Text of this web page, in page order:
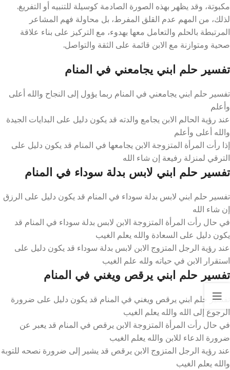
مكبوتة، وقد يظهر بهذه الصورة الصادمة كوسيلة للتنبيه أو التفريغ.
لذلك، من المهم عدم القلق المفرط، بل محاولة فهم المشاعر
المرتبطة بالحلم والتعامل معها بهدوء، مع التركيز على بناء علاقة
صحية ومتوازنة مع الابن قائمة على الثقة والتواصل.
تفسير حلم ابني يجامعني في المنام
تفسير حلم ابني يجامعني في المنام ربما يؤول إلى النجاح والله أعلى
وأعلم
عند رؤية الحالم الابن يجامع والدته قد يكون دليل على البدايات الجيدة
والله أعلى وأعلم
إذا رأت المرأة المتزوجة الابن يجامعها في المنام قد يكون دليل على
الترقي لمنزلة رفيعة إن شاء الله
تفسير حلم ابني لابس بدلة سوداء في المنام
تفسير حلم ابني لابس بدلة سوداء في المنام قد يكون دليل على الرزق
إن شاء الله
في حال رأت المرأة المتزوجة الابن لابس بدلة سوداء في المنام قد
يكون دليل على السعادة والله يعلم الغيب
عند رؤية الرجل المتزوج الابن لابس بدلة سوداء قد يكون دليل على
استقرار الابن في حياته ولله علم الغيب
تفسير حلم ابني يرقص ويغني في المنام
تفسير حلم ابني يرقص ويغني في المنام قد يكون دليل على ضرورة
الرجوع إلى الله والله يعلم الغيب
في حال رأت المرأة المتزوجة الابن يرقص في المنام قد يعبر عن
ضرورة الدعاء للابن والله يعلم الغيب
عند رؤية الرجل المتزوج الابن يرقص قد يشير إلى ضرورة نصحه للتوبة
والله يعلم الغيب